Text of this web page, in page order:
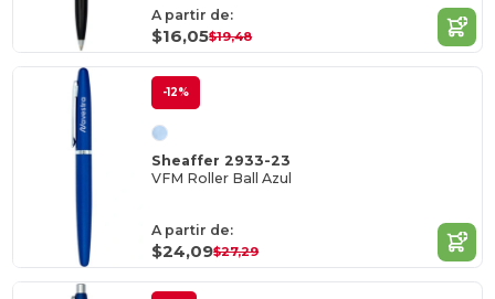
A partir de:
$16,05$19,48
-12%
Sheaffer 2933-23
VFM Roller Ball Azul
A partir de:
$24,09$27,29